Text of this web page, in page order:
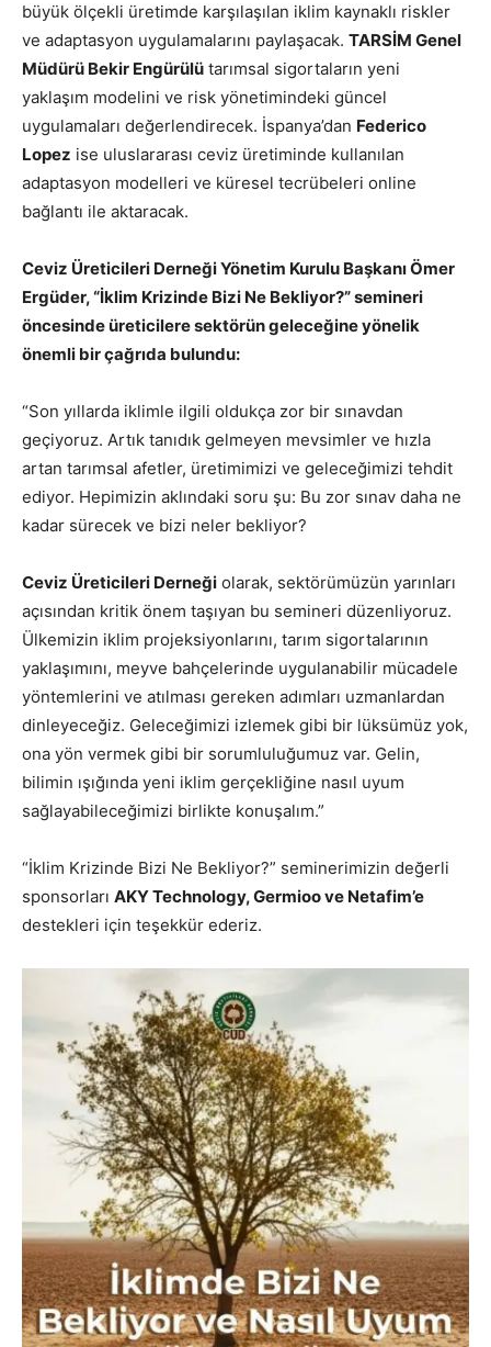
büyük ölçekli üretimde karşılaşılan iklim kaynaklı riskler
ve adaptasyon uygulamalarını paylaşacak. TARSİM Genel
Müdürü Bekir Engürülü tarımsal sigortaların yeni
yaklaşım modelini ve risk yönetimindeki güncel
uygulamaları değerlendirecek. İspanya’dan Federico
Lopez ise uluslararası ceviz üretiminde kullanılan
adaptasyon modelleri ve küresel tecrübeleri online
bağlantı ile aktaracak.
Ceviz Üreticileri Derneği Yönetim Kurulu Başkanı Ömer
Ergüder, “İklim Krizinde Bizi Ne Bekliyor?” semineri
öncesinde üreticilere sektörün geleceğine yönelik
önemli bir çağrıda bulundu:
“Son yıllarda iklimle ilgili oldukça zor bir sınavdan
geçiyoruz. Artık tanıdık gelmeyen mevsimler ve hızla
artan tarımsal afetler, üretimimizi ve geleceğimizi tehdit
ediyor. Hepimizin aklındaki soru şu: Bu zor sınav daha ne
kadar sürecek ve bizi neler bekliyor?
Ceviz Üreticileri Derneği olarak, sektörümüzün yarınları
açısından kritik önem taşıyan bu semineri düzenliyoruz.
Ülkemizin iklim projeksiyonlarını, tarım sigortalarının
yaklaşımını, meyve bahçelerinde uygulanabilir mücadele
yöntemlerini ve atılması gereken adımları uzmanlardan
dinleyeceğiz. Geleceğimizi izlemek gibi bir lüksümüz yok,
ona yön vermek gibi bir sorumluluğumuz var. Gelin,
bilimin ışığında yeni iklim gerçekliğine nasıl uyum
sağlayabileceğimizi birlikte konuşalım.”
“İklim Krizinde Bizi Ne Bekliyor?” seminerimizin değerli
sponsorları AKY Technology, Germioo ve Netafim’e
destekleri için teşekkür ederiz.